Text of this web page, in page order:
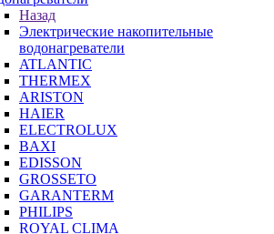
Назад
Электрические накопительные
водонагреватели
ATLANTIC
THERMEX
ARISTON
HAIER
ELECTROLUX
BAXI
EDISSON
GROSSETO
GARANTERM
PHILIPS
ROYAL CLIMA